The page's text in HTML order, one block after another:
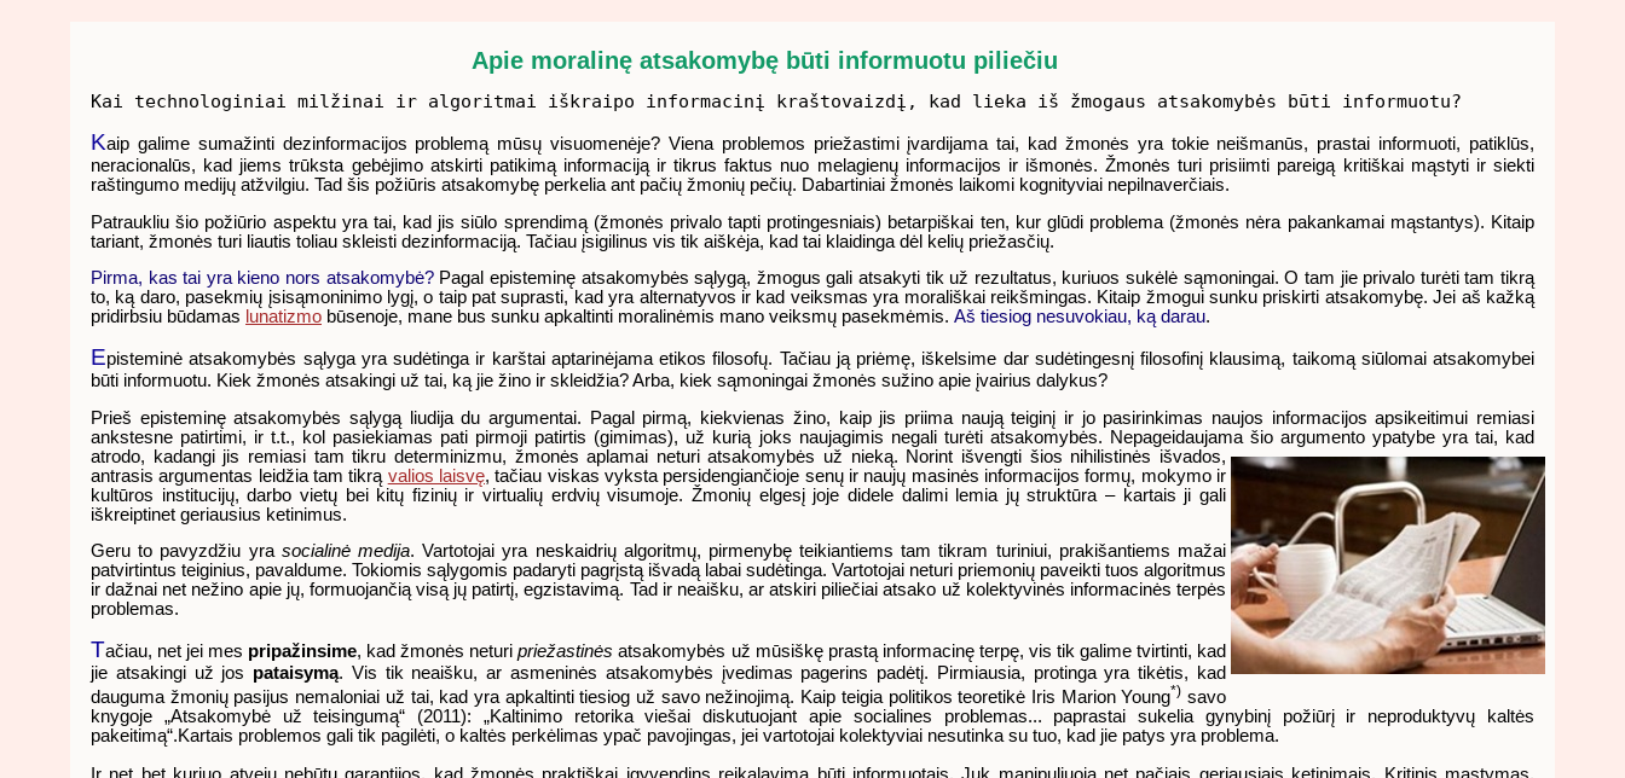
Apie moralinę atsakomybę būti informuotu piliečiu
Kai technologiniai milžinai ir algoritmai iškraipo informacinį kraštovaizdį, kad lieka iš žmogaus atsakomybės būti informuotu?
Kaip galime sumažinti dezinformacijos problemą mūsų visuomenėje? Viena problemos priežastimi įvardijama tai, kad žmonės yra tokie neišmanūs, prastai informuoti, patiklūs,
neracionalūs, kad jiems trūksta gebėjimo atskirti patikimą informaciją ir tikrus faktus nuo melagienų informacijos ir išmonės. Žmonės turi prisiimti pareigą kritiškai mąstyti ir siekti
raštingumo medijų atžvilgiu. Tad šis požiūris atsakomybę perkelia ant pačių žmonių pečių. Dabartiniai žmonės laikomi kognityviai nepilnaverčiais.
Patraukliu šio požiūrio aspektu yra tai, kad jis siūlo sprendimą (žmonės privalo tapti protingesniais) betarpiškai ten, kur glūdi problema (žmonės nėra pakankamai mąstantys). Kitaip
tariant, žmonės turi liautis toliau skleisti dezinformaciją. Tačiau įsigilinus vis tik aiškėja, kad tai klaidinga dėl kelių priežasčių.
Pirma, kas tai yra kieno nors atsakomybė?Pagal episteminę atsakomybės sąlygą, žmogus gali atsakyti tik už rezultatus, kuriuos sukėlė sąmoningai. O tam jie privalo turėti tam tikrą
to, ką daro, pasekmių įsisąmoninimo lygį, o taip pat suprasti, kad yra alternatyvos ir kad veiksmas yra morališkai reikšmingas. Kitaip žmogui sunku priskirti atsakomybę. Jei aš kažką
pridirbsiu būdamas lunatizmo būsenoje, mane bus sunku apkaltinti moralinėmis mano veiksmų pasekmėmis. Aš tiesiog nesuvokiau, ką darau.
Episteminė atsakomybės sąlyga yra sudėtinga ir karštai aptarinėjama etikos filosofų. Tačiau ją priėmę, iškelsime dar sudėtingesnį filosofinį klausimą, taikomą siūlomai atsakomybei
būti informuotu. Kiek žmonės atsakingi už tai, ką jie žino ir skleidžia? Arba, kiek sąmoningai žmonės sužino apie įvairius dalykus?
Prieš episteminę atsakomybės sąlygą liudija du argumentai. Pagal pirmą, kiekvienas žino, kaip jis priima naują teiginį ir jo pasirinkimas naujos informacijos apsikeitimui remiasi
ankstesne patirtimi, ir t.t., kol pasiekiamas pati pirmoji patirtis (gimimas), už kurią joks naujagimis negali turėti atsakomybės. Nepageidaujama šio argumento ypatybe yra tai, kad
atrodo, kadangi jis remiasi tam tikru determinizmu, žmonės aplamai neturi atsakomybės už nieką. Norint išvengti šios nihilistinės išvados,
antrasis argumentas leidžia tam tikrą valios laisvę, tačiau viskas vyksta persidengiančioje senų ir naujų masinės informacijos formų, mokymo ir
kultūros institucijų, darbo vietų bei kitų fizinių ir virtualių erdvių visumoje. Žmonių elgesį joje didele dalimi lemia jų struktūra – kartais ji gali
iškreiptinet geriausius ketinimus.
Geru to pavyzdžiu yra socialinė medija. Vartotojai yra neskaidrių algoritmų, pirmenybę teikiantiems tam tikram turiniui, prakišantiems mažai
patvirtintus teiginius, pavaldume. Tokiomis sąlygomis padaryti pagrįstą išvadą labai sudėtinga. Vartotojai neturi priemonių paveikti tuos algoritmus
ir dažnai net nežino apie jų, formuojančią visą jų patirtį, egzistavimą. Tad ir neaišku, ar atskiri piliečiai atsako už kolektyvinės informacinės terpės
problemas.
Tačiau, net jei mes pripažinsime, kad žmonės neturipriežastinės atsakomybės už mūsiškę prastą informacinę terpę, vis tik galime tvirtinti, kad
jie atsakingi už jos pataisymą. Vis tik neaišku, ar asmeninės atsakomybės įvedimas pagerins padėtį. Pirmiausia, protinga yra tikėtis, kad
dauguma žmonių pasijus nemaloniai už tai, kad yra apkaltinti tiesiog už savo nežinojimą. Kaip teigia politikos teoretikė Iris Marion Young*) savo
knygoje „Atsakomybė už teisingumą“ (2011): „Kaltinimo retorika viešai diskutuojant apie socialines problemas... paprastai sukelia gynybinį požiūrį ir neproduktyvų kaltės
pakeitimą“.Kartais problemos gali tik pagilėti, o kaltės perkėlimas ypač pavojingas, jei vartotojai kolektyviai nesutinka su tuo, kad jie patys yra problema.